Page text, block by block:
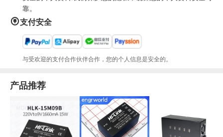
靠。
支付安全
与受欢迎的支付合作伙伴合作，您的个人信息是安全的。
产品推荐